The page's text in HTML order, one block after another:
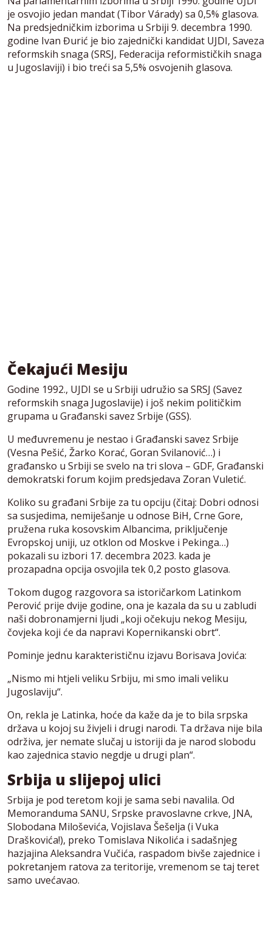
je osvojio jedan mandat (Tibor Várady) sa 0,5% glasova.
Na predsjedničkim izborima u Srbiji 9. decembra 1990.
godine Ivan Đurić je bio zajednički kandidat UJDI, Saveza
reformskih snaga (SRSJ, Federacija reformističkih snaga
u Jugoslaviji) i bio treći sa 5,5% osvojenih glasova.
Čekajući Mesiju
Godine 1992., UJDI se u Srbiji udružio sa SRSJ (Savez
reformskih snaga Jugoslavije) i još nekim političkim
grupama u Građanski savez Srbije (GSS).
U međuvremenu je nestao i Građanski savez Srbije
(Vesna Pešić, Žarko Korać, Goran Svilanović…) i
građansko u Srbiji se svelo na tri slova – GDF, Građanski
demokratski forum kojim predsjedava Zoran Vuletić.
Koliko su građani Srbije za tu opciju (čitaj: Dobri odnosi
sa susjedima, nemiješanje u odnose BiH, Crne Gore,
pružena ruka kosovskim Albancima, priključenje
Evropskoj uniji, uz otklon od Moskve i Pekinga…)
pokazali su izbori 17. decembra 2023. kada je
prozapadna opcija osvojila tek 0,2 posto glasova.
Tokom dugog razgovora sa istoričarkom Latinkom
Perović prije dvije godine, ona je kazala da su u zabludi
naši dobronamjerni ljudi „koji očekuju nekog Mesiju,
čovjeka koji će da napravi Kopernikanski obrt“.
Pominje jednu karakterističnu izjavu Borisava Jovića:
„Nismo mi htjeli veliku Srbiju, mi smo imali veliku
Jugoslaviju“.
On, rekla je Latinka, hoće da kaže da je to bila srpska
država u kojoj su živjeli i drugi narodi. Ta država nije bila
održiva, jer nemate slučaj u istoriji da je narod slobodu
kao zajednica stavio negdje u drugi plan“.
Srbija u slijepoj ulici
Srbija je pod teretom koji je sama sebi navalila. Od
Memoranduma SANU, Srpske pravoslavne crkve, JNA,
Slobodana Miloševića, Vojislava Šešelja (i Vuka
Draškovića!), preko Tomislava Nikolića i sadašnjeg
hazjajina Aleksandra Vučića, raspadom bivše zajednice i
pokretanjem ratova za teritorije, vremenom se taj teret
samo uvećavao.